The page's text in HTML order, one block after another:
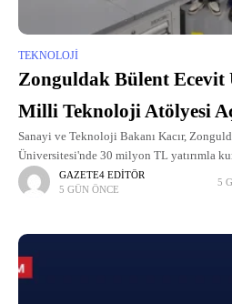
TEKNOLOJI
Zonguldak Bülent Ecevit
Milli Teknoloji Atölyesi
Sanayi ve Teknoloji Bakanı Kacır,
Üniversitesi'nde 30 milyon TL yatırımla
Atölyesi'ni hizmete açtı.
GAZETE4 EDITÖR
5 GÜN ÖNCE